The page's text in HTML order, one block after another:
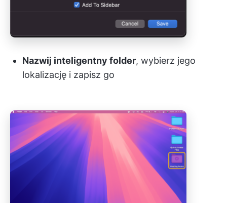
Nazwij inteligentny folder, wybierz jego
lokalizację i zapisz go